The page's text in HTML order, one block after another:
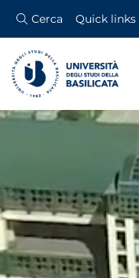
Cerca Quick links